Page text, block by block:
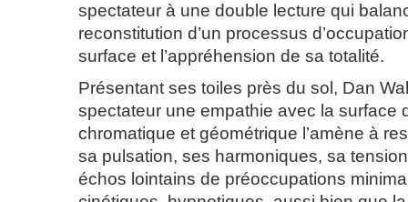
spectateur à une double lecture qui
reconstitution d’un processus
surface et l’appréhension de sa totalité.
Présentant ses toiles près du sol, Dan
spectateur une empathie avec la surface
chromatique et géométrique l’amène à
sa pulsation, ses harmoniques, sa
échos lointains de préoccupations